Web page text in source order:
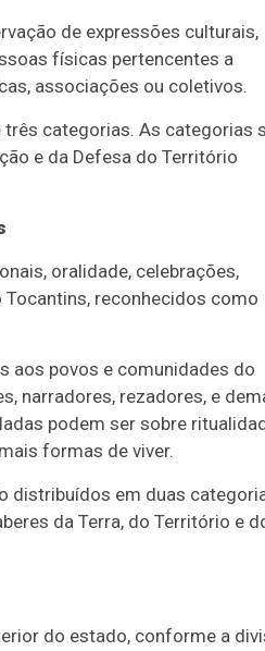
de expressões culturais,
físicas pertencentes a
associações ou coletivos.
categorias. As categorias
e da Defesa do Território
oralidade, celebrações,
reconhecidos como
aos povos e comunidades do
narradores, rezadores, e
podem ser sobre
formas de viver.
distribuídos em duas
da Terra, do Território e
do estado, conforme a